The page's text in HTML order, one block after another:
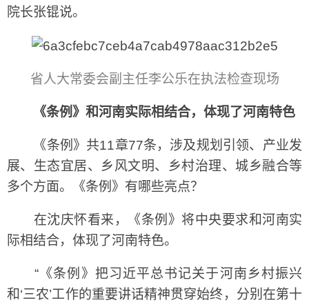
院长张锟说。
省人大常委会副主任李公乐在执法检查现场
《条例》和河南实际相结合，体现了河南特色
《条例》共11章77条，涉及规划引领、产业发
展、生态宜居、乡风文明、乡村治理、城乡融合等
多个方面。《条例》有哪些亮点？
在沈庆怀看来，《条例》将中央要求和河南实
际相结合，体现了河南特色。
“《条例》把习近平总书记关于河南乡村振兴
和‘三农’工作的重要讲话精神贯穿始终，分别在第十